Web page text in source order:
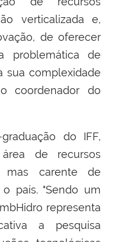
verticalizada e,
de oferecer
problemática de
sua complexidade
coordenador do
do IFF,
de recursos
mas carente de
país. "Sendo um
representa
a pesquisa